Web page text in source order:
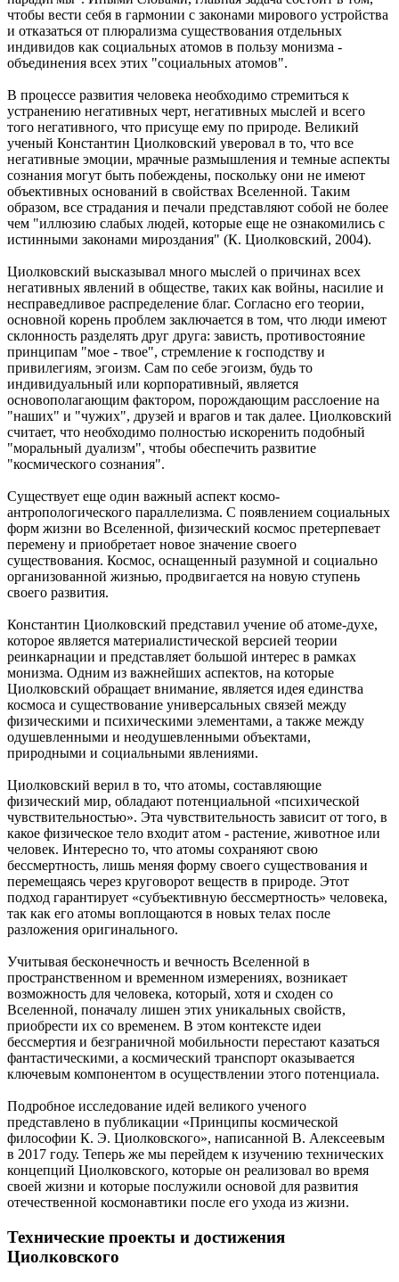
чтобы вести себя в гармонии с законами мирового устройства
и отказаться от плюрализма существования отдельных
индивидов как социальных атомов в пользу монизма -
объединения всех этих "социальных атомов".
В процессе развития человека необходимо стремиться к
устранению негативных черт, негативных мыслей и всего
того негативного, что присуще ему по природе. Великий
ученый Константин Циолковский уверовал в то, что все
негативные эмоции, мрачные размышления и темные аспекты
сознания могут быть побеждены, поскольку они не имеют
объективных оснований в свойствах Вселенной. Таким
образом, все страдания и печали представляют собой не более
чем "иллюзию слабых людей, которые еще не ознакомились с
истинными законами мироздания" (К. Циолковский, 2004).
Циолковский высказывал много мыслей о причинах всех
негативных явлений в обществе, таких как войны, насилие и
несправедливое распределение благ. Согласно его теории,
основной корень проблем заключается в том, что люди имеют
склонность разделять друг друга: зависть, противостояние
принципам "мое - твое", стремление к господству и
привилегиям, эгоизм. Сам по себе эгоизм, будь то
индивидуальный или корпоративный, является
основополагающим фактором, порождающим расслоение на
"наших" и "чужих", друзей и врагов и так далее. Циолковский
считает, что необходимо полностью искоренить подобный
"моральный дуализм", чтобы обеспечить развитие
"космического сознания".
Существует еще один важный аспект космо-
антропологического параллелизма. С появлением социальных
форм жизни во Вселенной, физический космос претерпевает
перемену и приобретает новое значение своего
существования. Космос, оснащенный разумной и социально
организованной жизнью, продвигается на новую ступень
своего развития.
Константин Циолковский представил учение об атоме-духе,
которое является материалистической версией теории
реинкарнации и представляет большой интерес в рамках
монизма. Одним из важнейших аспектов, на которые
Циолковский обращает внимание, является идея единства
космоса и существование универсальных связей между
физическими и психическими элементами, а также между
одушевленными и неодушевленными объектами,
природными и социальными явлениями.
Циолковский верил в то, что атомы, составляющие
физический мир, обладают потенциальной «психической
чувствительностью». Эта чувствительность зависит от того, в
какое физическое тело входит атом - растение, животное или
человек. Интересно то, что атомы сохраняют свою
бессмертность, лишь меняя форму своего существования и
перемещаясь через круговорот веществ в природе. Этот
подход гарантирует «субъективную бессмертность» человека,
так как его атомы воплощаются в новых телах после
разложения оригинального.
Учитывая бесконечность и вечность Вселенной в
пространственном и временном измерениях, возникает
возможность для человека, который, хотя и сходен со
Вселенной, поначалу лишен этих уникальных свойств,
приобрести их со временем. В этом контексте идеи
бессмертия и безграничной мобильности перестают казаться
фантастическими, а космический транспорт оказывается
ключевым компонентом в осуществлении этого потенциала.
Подробное исследование идей великого ученого
представлено в публикации «Принципы космической
философии К. Э. Циолковского», написанной В. Алексеевым
в 2017 году. Теперь же мы перейдем к изучению технических
концепций Циолковского, которые он реализовал во время
своей жизни и которые послужили основой для развития
отечественной космонавтики после его ухода из жизни.
Технические проекты и достижения
Циолковского